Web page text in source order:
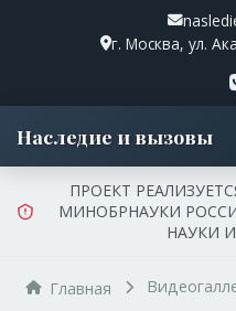
г. Москва, ул.
Наследие и вызовы
ПРОЕКТ
МИНОБРНАУКИ
НАУКИ
Главная